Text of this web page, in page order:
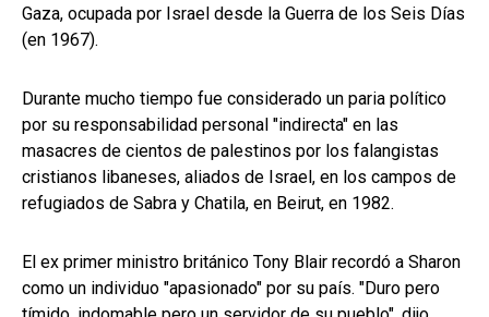
Gaza, ocupada por Israel desde la Guerra de los Seis Días
(en 1967).
Durante mucho tiempo fue considerado un paria político
por su responsabilidad personal "indirecta" en las
masacres de cientos de palestinos por los falangistas
cristianos libaneses, aliados de Israel, en los campos de
refugiados de Sabra y Chatila, en Beirut, en 1982.
El ex primer ministro británico Tony Blair recordó a Sharon
como un individuo "apasionado" por su país. "Duro pero